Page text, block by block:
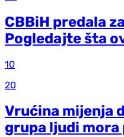
CBBiH predala
Pogledajte šta
10
20
Vrućina mijenja
grupa ljudi mora